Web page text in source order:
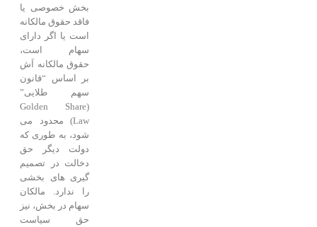
بخش خصوصی یا
فاقد حقوق مالکانه
است یا اگر دارای
سهام است،
حقوق مالکانه اَش
بر اساس “قانون
سهم طلایی”
(Golden Share
Law) محدود می
شود، به طوری که
دولت دیگر حق
دخالت در تصمیم
گیری های بخشی
را ندارد. مالکان
سهام در بخش، نیز
حق سیاست